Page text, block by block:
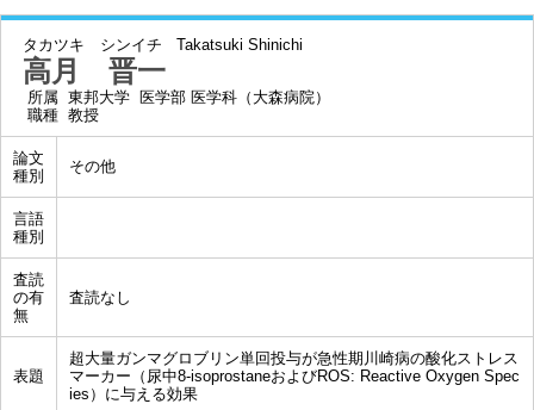
タカツキ シンイチ Takatsuki Shinichi
高月 晋一
所属 東邦大学 医学部 医学科（大森病院）
職種 教授
論文
種別
その他
言語
種別
査読
の有
無
査読なし
表題
超大量ガンマグロブリン単回投与が急性期川崎病の酸化ストレス
マーカー（尿中8-isoprostaneおよびROS: Reactive Oxygen Spec
ies）に与える効果